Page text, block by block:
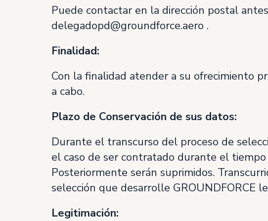
Puede contactar en la dirección postal
delegadopd@groundforce.aero .
Finalidad:
Con la finalidad atender a su ofrecimiento
a cabo.
Plazo de Conservación de sus datos:
Durante el transcurso del proceso de
el caso de ser contratado durante el
Posteriormente serán suprimidos.
selección que desarrolle GROUNDFORCE
Legitimación: